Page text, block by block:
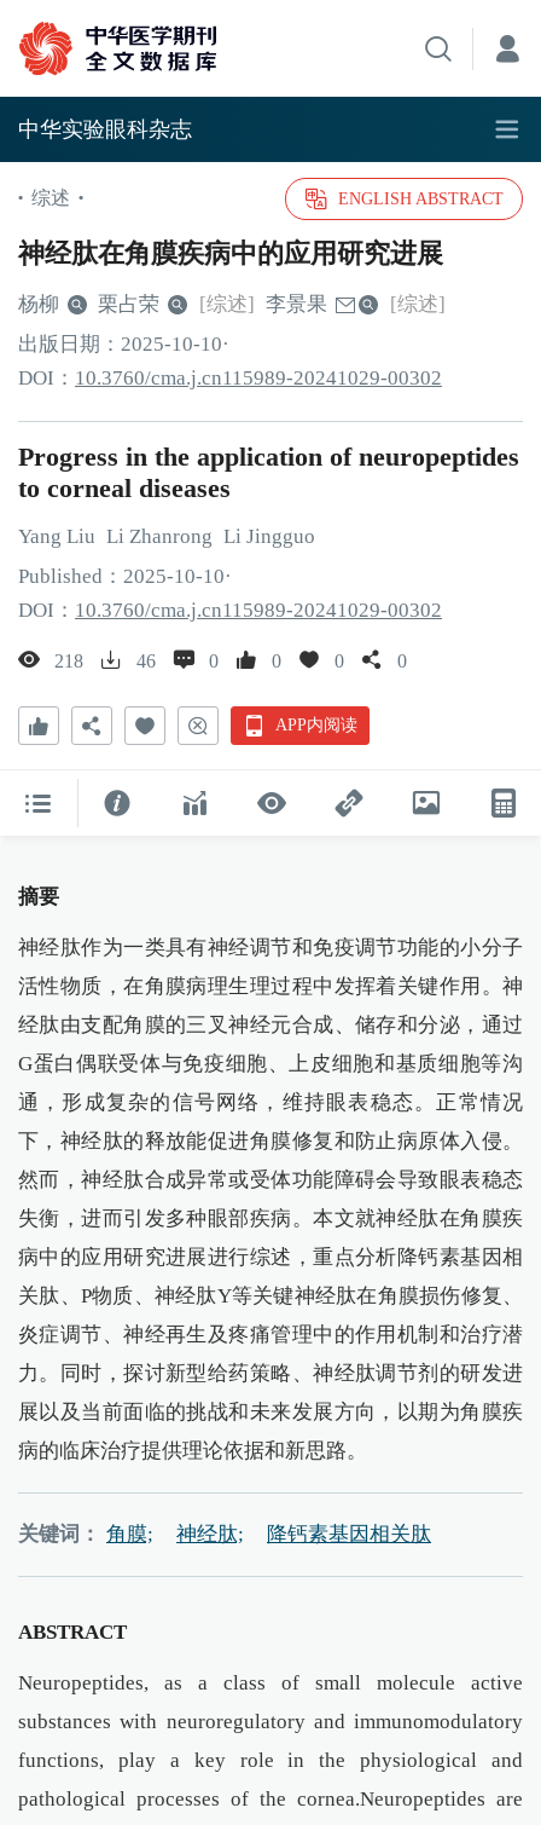
中华实验眼科杂志
• 综述 • ENGLISH ABSTRACT
神经肽在角膜疾病中的应用研究进展
杨柳 栗占荣 [综述] 李景果
[综述]
出版日期： 2025-10-10·
DOI： 10.3760/cma.j.cn115989-20241029-00302
Progress in the application of neuropeptides
to corneal diseases
Yang Liu Li Zhanrong Li Jingguo
Published： 2025-10-10·
DOI： 10.3760/cma.j.cn115989-20241029-00302
218 46 0 0 0 0
APP内阅读
摘要
神经肽作为一类具有神经调节和免疫调节功能的小分子
活性物质，在角膜病理生理过程中发挥着关键作用。神
经肽由支配角膜的三叉神经元合成、储存和分泌，通过
G蛋白偶联受体与免疫细胞、上皮细胞和基质细胞等沟
通，形成复杂的信号网络，维持眼表稳态。正常情况
下，神经肽的释放能促进角膜修复和防止病原体入侵。
然而，神经肽合成异常或受体功能障碍会导致眼表稳态
失衡，进而引发多种眼部疾病。本文就神经肽在角膜疾
病中的应用研究进展进行综述，重点分析降钙素基因相
关肽、P物质、神经肽Y等关键神经肽在角膜损伤修复、
炎症调节、神经再生及疼痛管理中的作用机制和治疗潜
力。同时，探讨新型给药策略、神经肽调节剂的研发进
展以及当前面临的挑战和未来发展方向，以期为角膜疾
病的临床治疗提供理论依据和新思路。
关键词： 角膜; 神经肽; 降钙素基因相关肽
ABSTRACT
Neuropeptides, as a class of small molecule active
substances with neuroregulatory and immunomodulatory
functions, play a key role in the physiological and
pathological processes of the cornea.Neuropeptides are